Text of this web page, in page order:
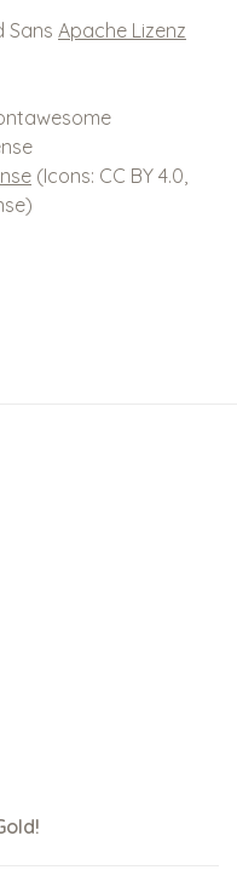
Sans Apache Lizenz
(Icons: CC BY 4.0,